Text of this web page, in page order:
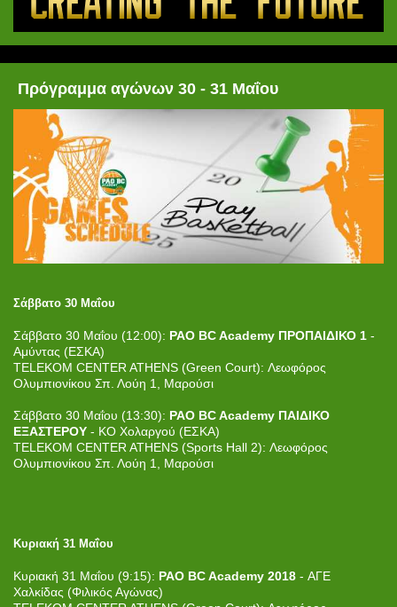
Πρόγραμμα αγώνων 30 - 31 Μαΐου
Σάββατο 30 Μαΐου
Σάββατο 30 Μαΐου (12:00): PAO BC Academy ΠΡΟΠΑΙΔΙΚΟ 1 -
Αμύντας (ΕΣΚΑ)
TELEKOM CENTER ATHENS (Green Court): Λεωφόρος
Ολυμπιονίκου Σπ. Λούη 1, Μαρούσι
Σάββατο 30 Μαΐου (13:30): PAO BC Academy ΠΑΙΔΙΚΟ
ΕΞΑΣΤΕΡΟΥ - ΚΟ Χολαργού (ΕΣΚΑ)
TELEKOM CENTER ATHENS (Sports Hall 2): Λεωφόρος
Ολυμπιονίκου Σπ. Λούη 1, Μαρούσι
Κυριακή 31 Μαΐου
Κυριακή 31 Μαΐου (9:15): PAO BC Academy 2018 - ΑΓΕ
Χαλκίδας (Φιλικός Αγώνας)